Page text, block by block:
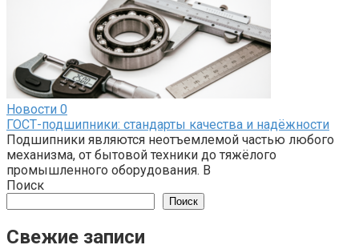
Новости 0
ГОСТ-подшипники: стандарты качества и надёжности
Подшипники являются неотъемлемой частью любого
механизма, от бытовой техники до тяжёлого
промышленного оборудования. В
Поиск
Поиск
Свежие записи